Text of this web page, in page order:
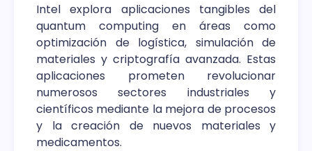
Intel explora aplicaciones tangibles del
quantum computing en áreas como
optimización de logística, simulación de
materiales y criptografía avanzada. Estas
aplicaciones prometen revolucionar
numerosos sectores industriales y
científicos mediante la mejora de procesos
y la creación de nuevos materiales y
medicamentos.